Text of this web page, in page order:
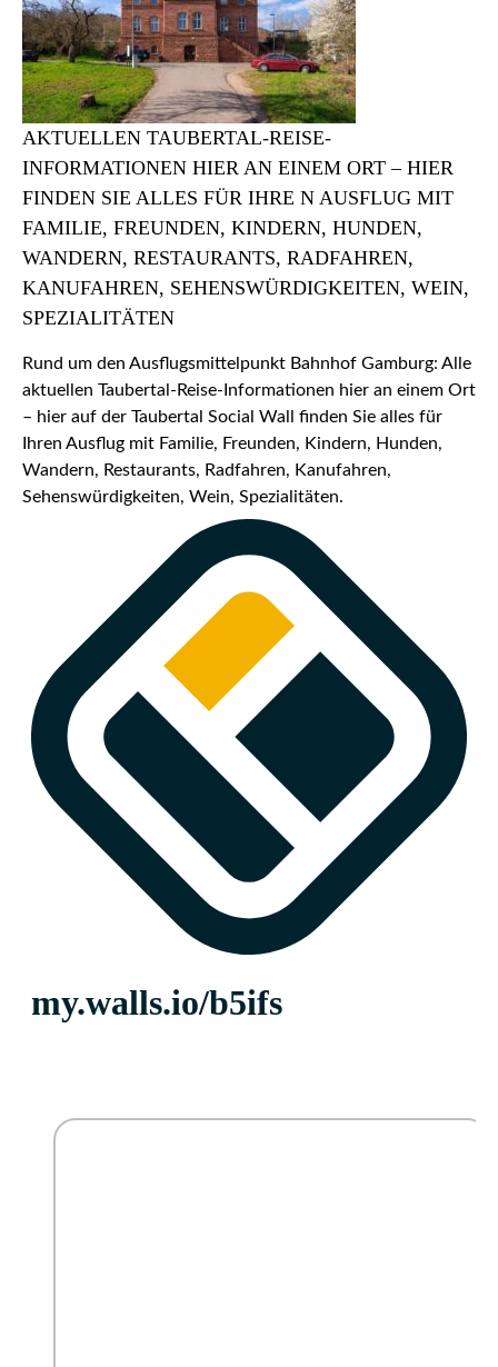
AKTUELLEN TAUBERTAL-REISE-
INFORMATIONEN HIER AN EINEM ORT – HIER
FINDEN SIE ALLES FÜR IHRE N AUSFLUG MIT
FAMILIE, FREUNDEN, KINDERN, HUNDEN,
WANDERN, RESTAURANTS, RADFAHREN,
KANUFAHREN, SEHENSWÜRDIGKEITEN, WEIN,
SPEZIALITÄTEN
Rund um den Ausflugsmittelpunkt Bahnhof Gamburg: Alle
aktuellen Taubertal-Reise-Informationen hier an einem Ort
– hier auf der Taubertal Social Wall finden Sie alles für
Ihren Ausflug mit Familie, Freunden, Kindern, Hunden,
Wandern, Restaurants, Radfahren, Kanufahren,
Sehenswürdigkeiten, Wein, Spezialitäten.